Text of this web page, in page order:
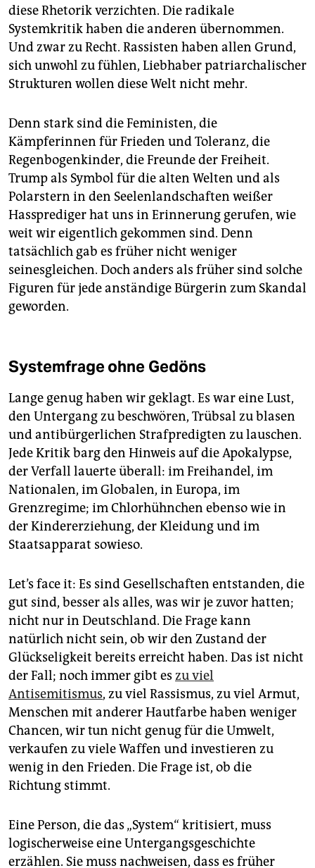
diese Rhetorik verzichten. Die radikale
Systemkritik haben die anderen übernommen.
Und zwar zu Recht. Rassisten haben allen Grund,
sich unwohl zu fühlen, Liebhaber patriarchalischer
Strukturen wollen diese Welt nicht mehr.
Denn stark sind die Feministen, die
Kämpferinnen für Frieden und Toleranz, die
Regenbogenkinder, die Freunde der Freiheit.
Trump als Symbol für die alten Welten und als
Polarstern in den Seelenlandschaften weißer
Hassprediger hat uns in Erinnerung gerufen, wie
weit wir eigentlich gekommen sind. Denn
tatsächlich gab es früher nicht weniger
seinesgleichen. Doch anders als früher sind solche
Figuren für jede anständige Bürgerin zum Skandal
geworden.
Systemfrage ohne Gedöns
Lange genug haben wir geklagt. Es war eine Lust,
den Untergang zu beschwören, Trübsal zu blasen
und antibürgerlichen Strafpredigten zu lauschen.
Jede Kritik barg den Hinweis auf die Apokalypse,
der Verfall lauerte überall: im Freihandel, im
Nationalen, im Globalen, in Europa, im
Grenzregime; im Chlorhühnchen ebenso wie in
der Kindererziehung, der Kleidung und im
Staatsapparat sowieso.
Let’s face it: Es sind Gesellschaften entstanden, die
gut sind, besser als alles, was wir je zuvor hatten;
nicht nur in Deutschland. Die Frage kann
natürlich nicht sein, ob wir den Zustand der
Glückseligkeit bereits erreicht haben. Das ist nicht
der Fall; noch immer gibt es zu viel
Antisemitismus, zu viel Rassismus, zu viel Armut,
Menschen mit anderer Hautfarbe haben weniger
Chancen, wir tun nicht genug für die Umwelt,
verkaufen zu viele Waffen und investieren zu
wenig in den Frieden. Die Frage ist, ob die
Richtung stimmt.
Eine Person, die das „System“ kritisiert, muss
logischerweise eine Untergangsgeschichte
erzählen. Sie muss nachweisen, dass es früher